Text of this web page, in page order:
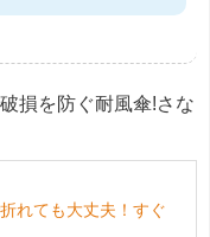
損を防ぐ耐風傘!さな
れても大丈夫！すぐ